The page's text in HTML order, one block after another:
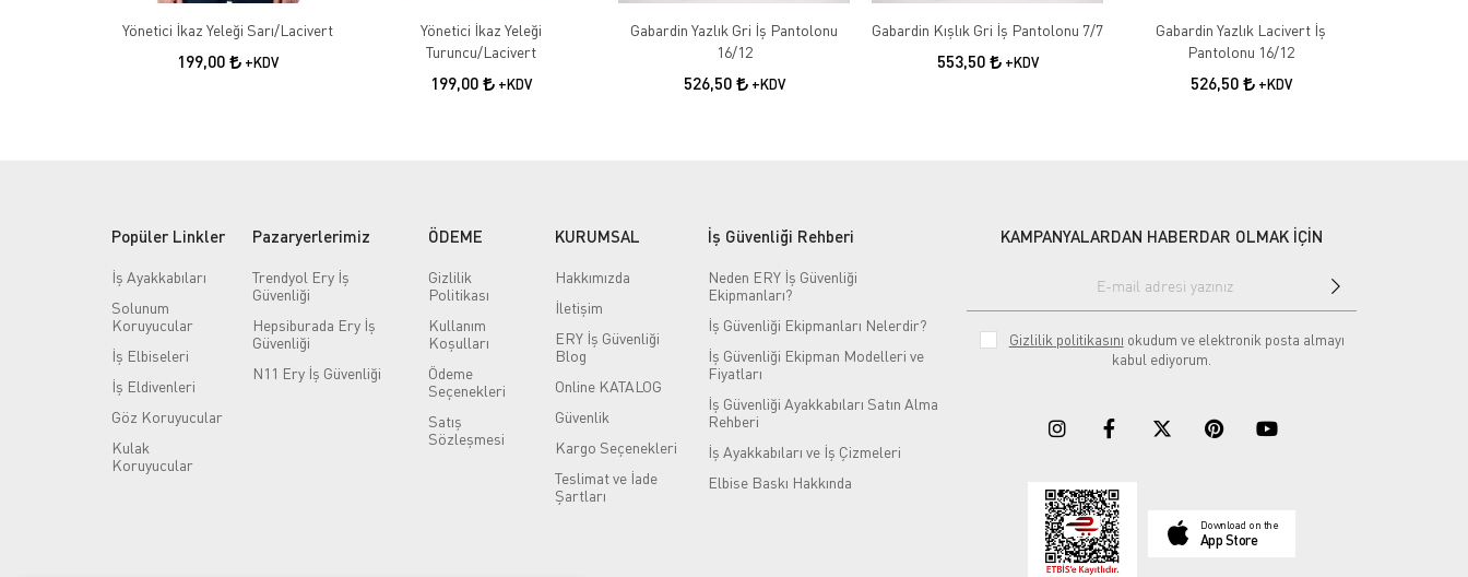
Yönetici İkaz Yeleği Sarı/Lacivert
199,00 +KDV
Yönetici İkaz Yeleği
Turuncu/Lacivert
199,00 +KDV
Gabardin Yazlık Gri İş Pantolonu
16/12
526,50 +KDV
Gabardin Kışlık Gri İş Pantolonu 7/7
553,50 +KDV
Gabardin Yazlık Lacivert İş
Pantolonu 16/12
526,50 +KDV
Popüler Linkler
İş Ayakkabıları
Solunum
Koruyucular
İş Elbiseleri
İş Eldivenleri
Göz Koruyucular
Kulak
Koruyucular
Pazaryerlerimiz
Trendyol Ery İş
Güvenliği
Hepsiburada Ery İş
Güvenliği
N11 Ery İş Güvenliği
ÖDEME
Gizlilik
Politikası
Kullanım
Koşulları
Ödeme
Seçenekleri
Satış
Sözleşmesi
KURUMSAL
Hakkımızda
İletişim
ERY İş Güvenliği
Blog
Online KATALOG
Güvenlik
Kargo Seçenekleri
Teslimat ve İade
Şartları
İş Güvenliği Rehberi
Neden ERY İş Güvenliği
Ekipmanları?
İş Güvenliği Ekipmanları Nelerdir?
İş Güvenliği Ekipman Modelleri ve
Fiyatları
İş Güvenliği Ayakkabıları Satın Alma
Rehberi
İş Ayakkabıları ve İş Çizmeleri
Elbise Baskı Hakkında
KAMPANYALARDAN HABERDAR OLMAK İÇİN
Gizlilik politikasını okudum ve elektronik posta almayı
kabul ediyorum.
Download on the
App Store